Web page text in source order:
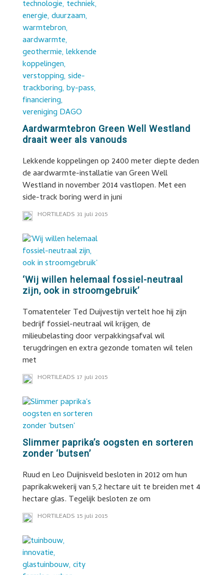
Aardwarmtebron Green Well Westland
draait weer als vanouds
Lekkende koppelingen op 2400 meter diepte deden
de aardwarmte-installatie van Green Well
Westland in november 2014 vastlopen. Met een
side-track boring werd in juni
HORTILEADS 31 juli 2015
‘Wij willen helemaal fossiel-neutraal
zijn, ook in stroomgebruik’
Tomatenteler Ted Duijvestijn vertelt hoe hij zijn
bedrijf fossiel-neutraal wil krijgen, de
milieubelasting door verpakkingsafval wil
terugdringen en extra gezonde tomaten wil telen
met
HORTILEADS 17 juli 2015
Slimmer paprika’s oogsten en sorteren
zonder ‘butsen’
Ruud en Leo Duijnisveld besloten in 2012 om hun
paprikakwekerij van 5,2 hectare uit te breiden met 4
hectare glas. Tegelijk besloten ze om
HORTILEADS 15 juli 2015